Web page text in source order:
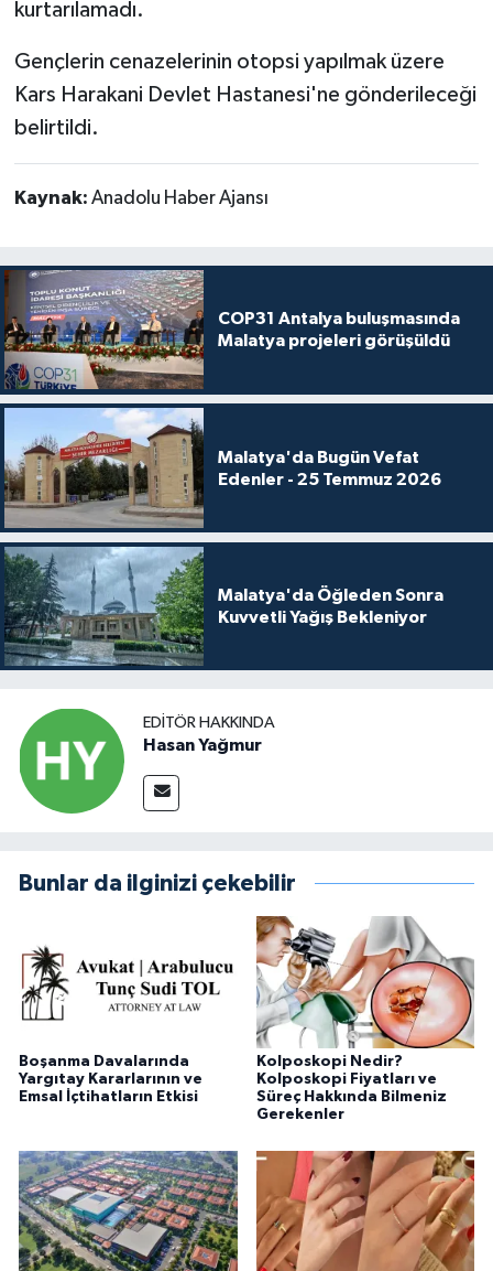
kurtarılamadı.
Gençlerin cenazelerinin otopsi yapılmak üzere
Kars Harakani Devlet Hastanesi'ne gönderileceği
belirtildi.
Kaynak: Anadolu Haber Ajansı
COP31 Antalya buluşmasında
Malatya projeleri görüşüldü
Malatya'da Bugün Vefat
Edenler - 25 Temmuz 2026
Malatya'da Öğleden Sonra
Kuvvetli Yağış Bekleniyor
EDITÖR HAKKINDA
Hasan Yağmur
Bunlar da ilginizi çekebilir
Boşanma Davalarında
Yargıtay Kararlarının ve
Emsal İçtihatların Etkisi
Kolposkopi Nedir?
Kolposkopi Fiyatları ve
Süreç Hakkında Bilmeniz
Gerekenler